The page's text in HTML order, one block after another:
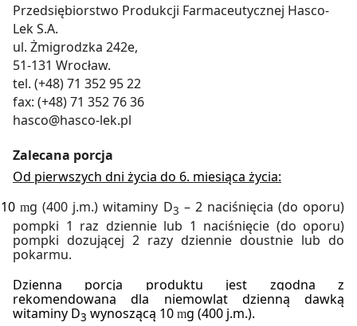
Przedsiębiorstwo Produkcji Farmaceutycznej Hasco-
Lek S.A.
ul. Żmigrodzka 242e,
51-131 Wrocław.
tel. (+48) 71 352 95 22
fax: (+48) 71 352 76 36
hasco@hasco-lek.pl
Zalecana porcja
Od pierwszych dni życia do 6. miesiąca życia:
10mg (400 j.m.) witaminy D3 – 2 naciśnięcia (do oporu)
pompki 1 raz dziennie lub 1 naciśnięcie (do oporu)
pompki dozującej 2 razy dziennie doustnie lub do
pokarmu.
Dzienna porcja produktu jest zgodna z
rekomendowaną dla niemowląt dzienną dawką
witaminy D3 wynoszącą 10 mg (400 j.m.).